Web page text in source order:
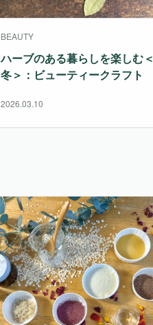
BEAUTY
ハーブのある暮らしを楽しむ＜
冬＞：ビューティークラフト
2026.03.10